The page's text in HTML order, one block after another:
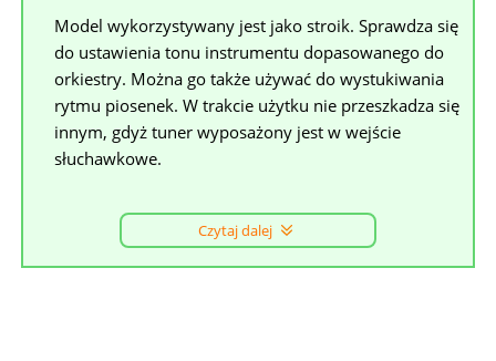
Model wykorzystywany jest jako stroik. Sprawdza się
do ustawienia tonu instrumentu dopasowanego do
orkiestry. Można go także używać do wystukiwania
rytmu piosenek. W trakcie użytku nie przeszkadza się
innym, gdyż tuner wyposażony jest w wejście
słuchawkowe.
Czytaj dalej